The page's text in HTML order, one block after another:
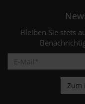
Bleiben Sie stets